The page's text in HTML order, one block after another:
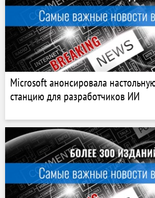
Microsoft анонсировала
станцию ​​для разработчиков ИИ